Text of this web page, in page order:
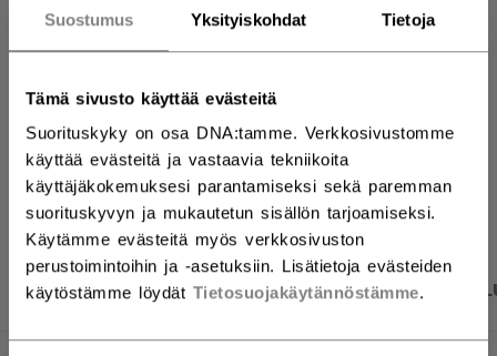
Suostumus Yksityiskohdat Tietoja
Tämä sivusto käyttää evästeitä
Suorituskyky on osa DNA:tamme. Verkkosivustomme
käyttää evästeitä ja vastaavia tekniikoita
käyttäjäkokemuksesi parantamiseksi sekä paremman
suorituskyvyn ja mukautetun sisällön tarjoamiseksi.
Käytämme evästeitä myös verkkosivuston
perustoimintoihin ja -asetuksiin. Lisätietoja evästeiden
käytöstämme löydät Tietosuojakäytännöstämme.
ETSI MYYMÄLÄSTÄ
Toimitusehdot Ilmainen palautus
AVAA
TUOTEKUVAT TEKNISET TIEDOT